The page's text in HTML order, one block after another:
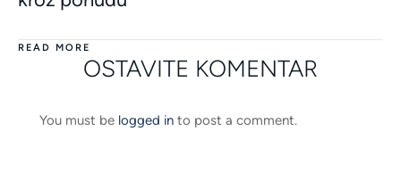
READ MORE
OSTAVITE KOMENTAR
You must be logged in to post a comment.